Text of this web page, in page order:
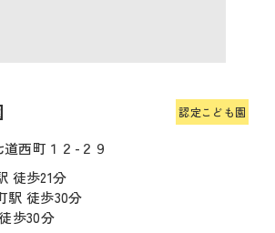
認定こども園
西町１２-２９
徒歩21分
駅 徒歩30分
歩30分